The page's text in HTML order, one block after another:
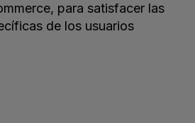
para satisfacer las
de los usuarios